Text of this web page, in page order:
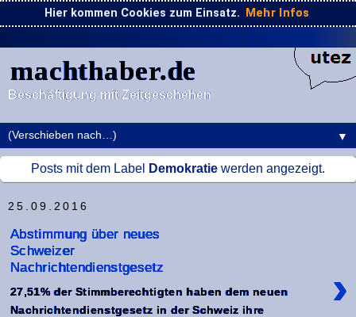
Hier kommen Cookies zum Einsatz. Mehr Infos
machthaber.de
Beschäftigung mit Zeitgeschehen
▼
Posts mit dem Label Demokratie werden angezeigt.
25.09.2016
Abstimmung über neues
Schweizer
Nachrichtendienstgesetz
›
27,51% der Stimmberechtigten haben dem neuen
Nachrichtendienstgesetz in der Schweiz ihre